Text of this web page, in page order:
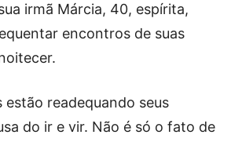
irmã Márcia, 40, espírita,
encontros de suas
estão readequando seus
do ir e vir. Não é só o fato de